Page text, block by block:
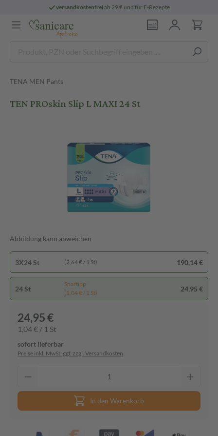
versandkostenfreiab 29 € und für E-Rezepte
TENA MEN Pants
TEN PROskin Slip L MAXI 24 St
Abbildung kann abweichen
3X24 St (2,64 € / 1 St) 190,14 €
24 St
Spartipp
(1,04 € / 1 St)
24,95 €
24,95 €
1,04 € / 1 St
sofort lieferbar
Preise inkl. MwSt. ggf. zzgl. Versandkosten
In den Warenkorb